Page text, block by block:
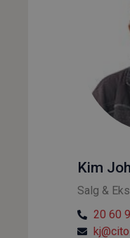
Egenvægt
Kim
Salg &
20 60